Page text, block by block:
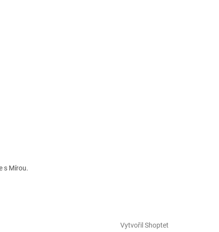
s Mírou.
Vytvořil Shoptet